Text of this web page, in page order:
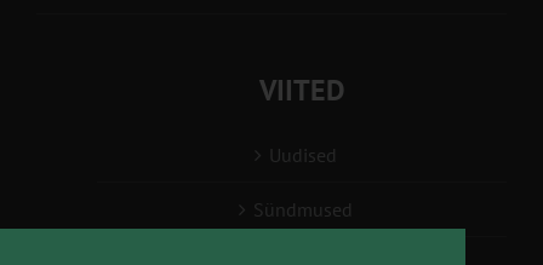
VIITED
Uudised
Sündmused